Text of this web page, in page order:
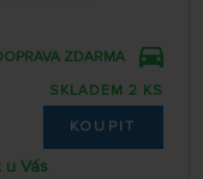
ZDARMA
SKLADEM 2 KS
KOUPIT
u Vás